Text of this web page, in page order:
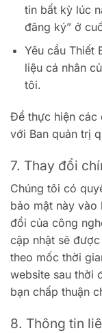
tin bất kỳ lúc
đăng ký” ở
Yêu cầu Thiết
liệu cá nhân
tôi.
Để thực hiện các
với Ban quản trị
7. Thay đổi
Chúng tôi có
bảo mật này
đổi của công
cập nhật sẽ
theo mốc thời
website sau thời
bạn chấp thuận
8. Thông tin